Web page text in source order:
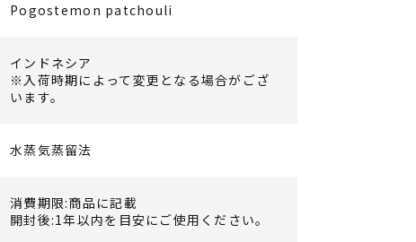
Pogostemon patchouli
インドネシア
※入荷時期によって変更となる場合がござ
います。
水蒸気蒸留法
消費期限:商品に記載
開封後:1年以内を目安にご使用ください。